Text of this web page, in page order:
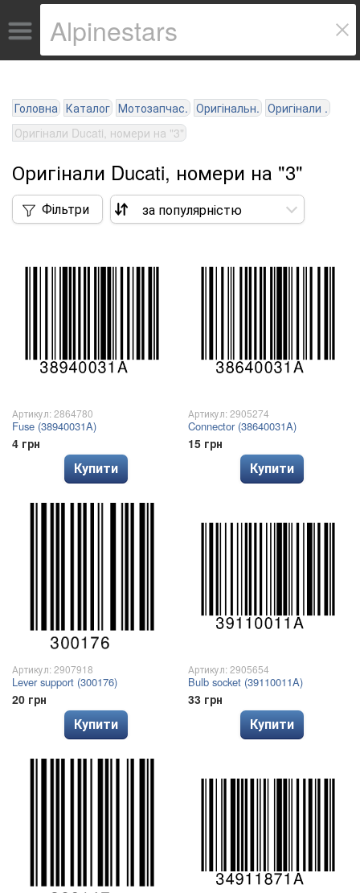
Головна Каталог Мотозапчас. Оригінальн. Оригінали .
Оригінали Ducati, номери на "3"
Оригінали Ducati, номери на "3"
Фільтри
Артикул: 2864780
Fuse (38940031A)
4 грн
Купити
Артикул: 2905274
Connector (38640031A)
15 грн
Купити
Артикул: 2907918
Lever support (300176)
20 грн
Купити
Артикул: 2905654
Bulb socket (39110011A)
33 грн
Купити